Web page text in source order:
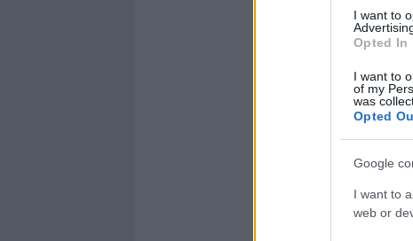
I want to
Opted In
I want to
of my
was
Opted
Google
I want to
web or